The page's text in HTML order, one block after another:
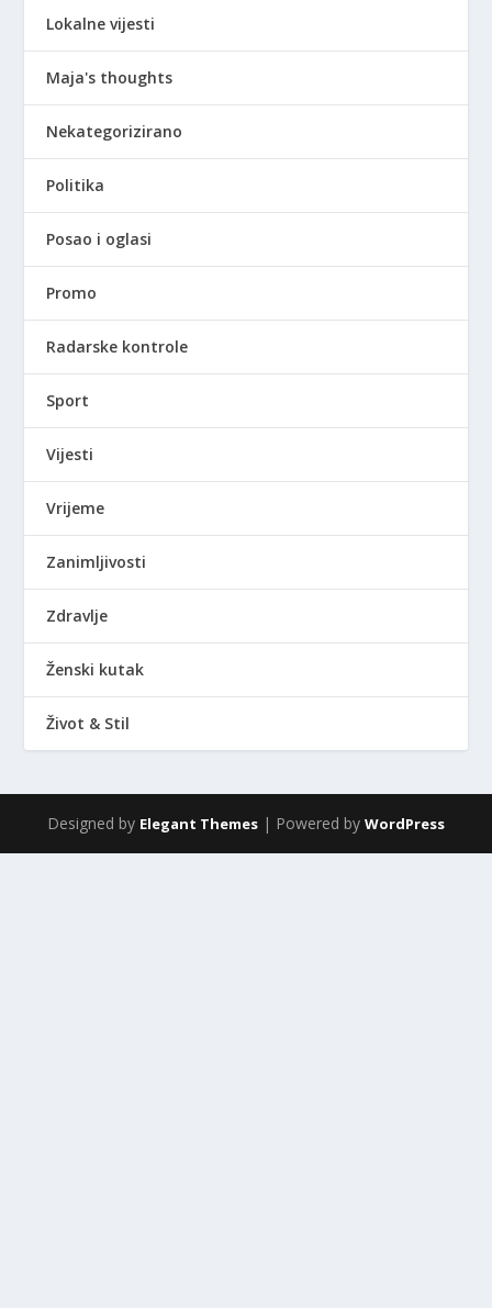
Lokalne vijesti
Maja's thoughts
Nekategorizirano
Politika
Posao i oglasi
Promo
Radarske kontrole
Sport
Vijesti
Vrijeme
Zanimljivosti
Zdravlje
Ženski kutak
Život & Stil
Designed by Elegant Themes | Powered by WordPress